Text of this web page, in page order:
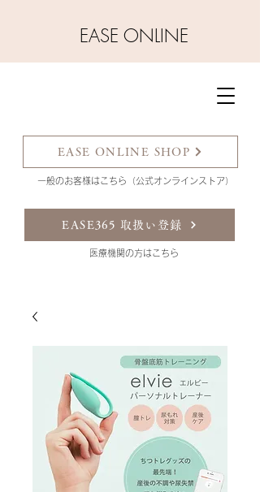
​EASE ONLINE
一般のお客様はこちら（公式オンラインストア）
​医療機関の方はこちら
EASE ONLINE SHOP
EASE365 取扱い登録